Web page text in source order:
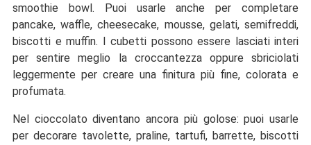
smoothie bowl. Puoi usarle anche per completare
pancake, waffle, cheesecake, mousse, gelati, semifreddi,
biscotti e muffin. I cubetti possono essere lasciati interi
per sentire meglio la croccantezza oppure sbriciolati
leggermente per creare una finitura più fine, colorata e
profumata.
Nel cioccolato diventano ancora più golose: puoi usarle
per decorare tavolette, praline, tartufi, barrette, biscotti